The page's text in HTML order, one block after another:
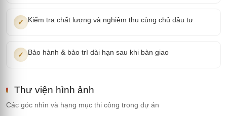
✓ Kiểm tra chất lượng và nghiệm thu cùng chủ đầu tư
✓ Bảo hành & bảo trì dài hạn sau khi bàn giao
Thư viện hình ảnh
Các góc nhìn và hạng mục thi công trong dự án